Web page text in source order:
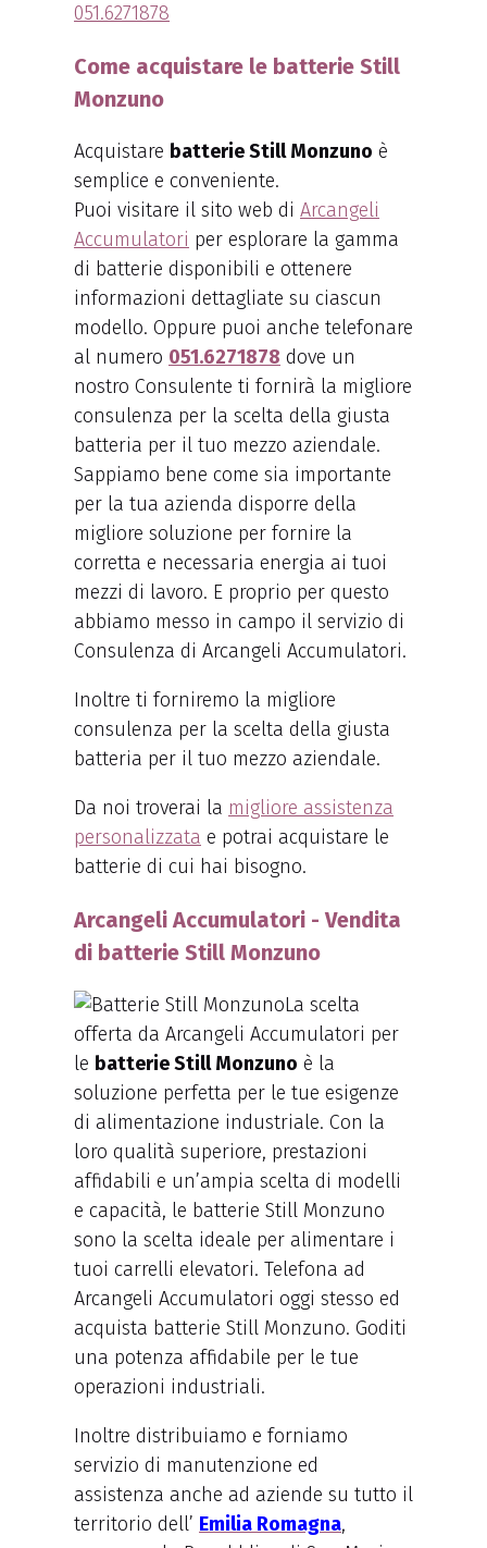
051.6271878
Come acquistare le batterie Still
Monzuno
Acquistare batterie Still Monzuno è
semplice e conveniente.
Puoi visitare il sito web di Arcangeli
Accumulatori per esplorare la gamma
di batterie disponibili e ottenere
informazioni dettagliate su ciascun
modello. Oppure puoi anche telefonare
al numero 051.6271878 dove un
nostro Consulente ti fornirà la migliore
consulenza per la scelta della giusta
batteria per il tuo mezzo aziendale.
Sappiamo bene come sia importante
per la tua azienda disporre della
migliore soluzione per fornire la
corretta e necessaria energia ai tuoi
mezzi di lavoro. E proprio per questo
abbiamo messo in campo il servizio di
Consulenza di Arcangeli Accumulatori.
Inoltre ti forniremo la migliore
consulenza per la scelta della giusta
batteria per il tuo mezzo aziendale.
Da noi troverai la migliore assistenza
personalizzata e potrai acquistare le
batterie di cui hai bisogno.
Arcangeli Accumulatori - Vendita
di batterie Still Monzuno
La scelta
offerta da Arcangeli Accumulatori per
le batterie Still Monzuno è la
soluzione perfetta per le tue esigenze
di alimentazione industriale. Con la
loro qualità superiore, prestazioni
affidabili e un’ampia scelta di modelli
e capacità, le batterie Still Monzuno
sono la scelta ideale per alimentare i
tuoi carrelli elevatori. Telefona ad
Arcangeli Accumulatori oggi stesso ed
acquista batterie Still Monzuno. Goditi
una potenza affidabile per le tue
operazioni industriali.
Inoltre distribuiamo e forniamo
servizio di manutenzione ed
assistenza anche ad aziende su tutto il
territorio dell’ Emilia Romagna,